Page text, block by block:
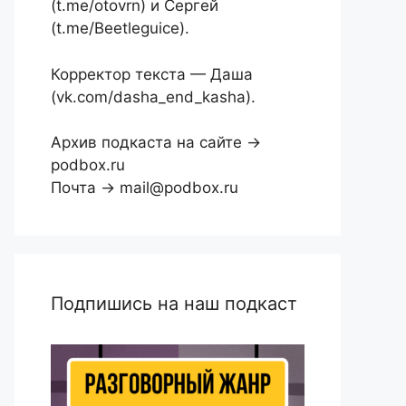
(t.me/otovrn) и Сергей
(t.me/Beetleguice).
Корректор текста — Даша
(vk.com/dasha_end_kasha).
Архив подкаста на сайте →
podbox.ru
Почта → mail@podbox.ru
Подпишись на наш подкаст